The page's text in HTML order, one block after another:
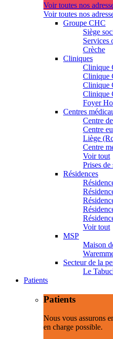
Voir toutes nos
Voir toutes nos
Groupe CHC
Siège
Services
Crèche
Cliniques
Clinique
Clinique
Clinique
Clinique
Foyer
Centres
Centre
Centre
Liège
Centre
Voir tout
Prises de
Résidences
Voir tout
MSP
Maison
Secteur de la
Le
Patients
Patients
Nous vous assurons
en charge possible.